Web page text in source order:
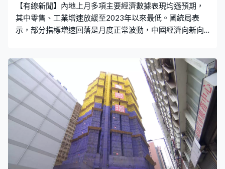
【有線新聞】內地上月多項主要經濟數據表現均遜預期，
其中零售、工業增速放緩至2023年以來最低。國統局表
示，部分指標增速回落是月度正常波動，中國經濟向新向
是2023年3月以來最低，連續兩個月放慢，遠低於市場預
期的升2%。期內規模以上工業增加值增速亦放慢至4.1%，
是2023年7月以來最慢。 國統局表示，今年是「十五五」
開局，經濟延續向新向優發展態勢，在複雜多變的外部環
境中仍彰顯強大韌性。國統局國民經濟綜合統計司副司長
王冠華：「儘管面臨來自國際國內新的困難挑戰，但中國
經濟『穩』的主基調並沒有變。4月部分指標增速有所回
落，屬於月度間的正常波動。綜合累計指標、宏觀指標，
還有一些結構性指標來看，中國經濟『穩』的主基調沒有